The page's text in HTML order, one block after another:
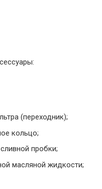
(переходник);
кольцо;
пробки;
масляной жидкости;